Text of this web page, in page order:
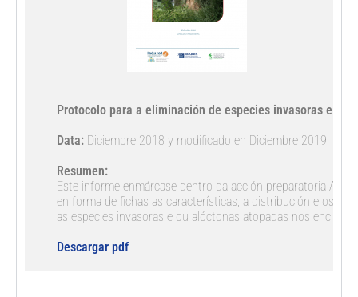
Protocolo para a eliminación de especies invasoras e
Data: Diciembre 2018 y modificado en Diciembre 2019
Resumen:
Este informe enmárcase dentro da acción preparatoria A1
en forma de fichas as características, a distribución e os
as especies invasoras e ou alóctonas atopadas nos
Descargar pdf